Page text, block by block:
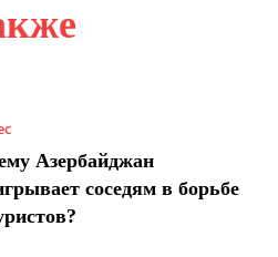
Азербайджан
соседям в борьбе